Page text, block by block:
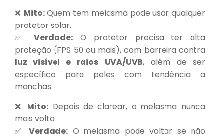
❌ Mito:Quem tem melasma pode usar qualquer
protetor solar.
✅Verdade: O protetor precisa ter alta
proteção (FPS 50 ou mais), com barreira contra
luz visível e raios UVA/UVB, além de ser
específico para peles com tendência a
manchas.
❌ Mito: Depois de clarear, o melasma nunca
mais volta.
✅ Verdade: O melasma pode voltar se não